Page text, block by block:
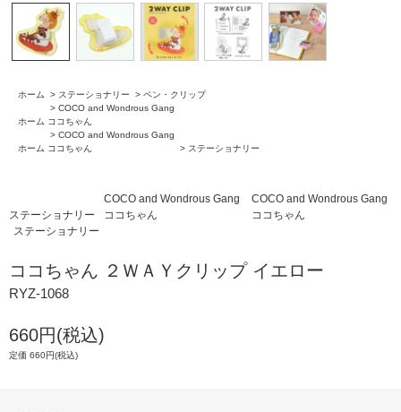
ホーム > ステーショナリー > ペン・クリップ
ホーム
> COCO and Wondrous Gang
ココちゃん
ホーム
> COCO and Wondrous Gang
ココちゃん
> ステーショナリー
ステーショナリー
COCO and Wondrous Gang
ココちゃん
COCO and Wondrous Gang
ココちゃん
ステーショナリー
ココちゃん ２ＷＡＹクリップ イエロー
RYZ-1068
660円(税込)
定価 660円(税込)